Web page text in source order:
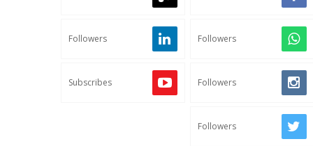
Followers
Followers
Followers
Subscribes
Followers